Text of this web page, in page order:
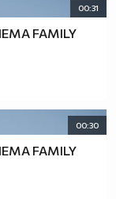
00:31
FAMILY
00:30
FAMILY